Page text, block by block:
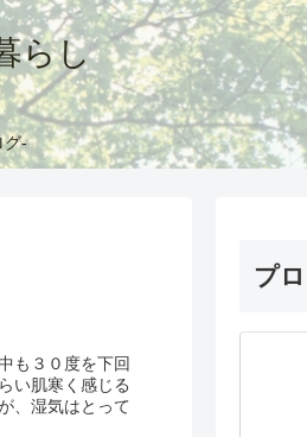
らし
グ-
も３０度を下回
い肌寒く感じる
、湿気はとって
プ